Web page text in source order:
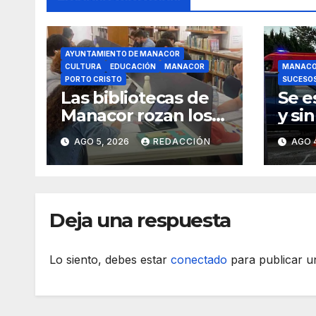
AYUNTAMIENTO DE MANACOR
CULTURA
EDUCACIÓN
MANACOR
PORTO CRISTO
Las bibliotecas de
Manacor rozan los
18.000 usuarios
AGO 5, 2026 REDACCIÓN
Se
y
unAGO
Deja una respuesta
Lo siento, debes estar conectado para publicar